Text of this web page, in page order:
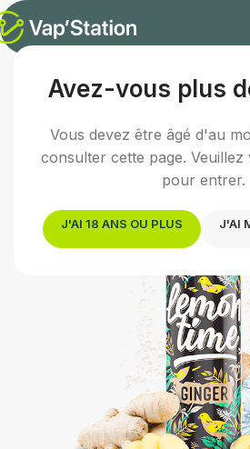
Avez-vous plus
Vous devez être âgé d'au
consulter cette page.
pour entrer.
J'AI 18 ANS OU PLUS J'AI
Accueil /E-liquides/E-liquide